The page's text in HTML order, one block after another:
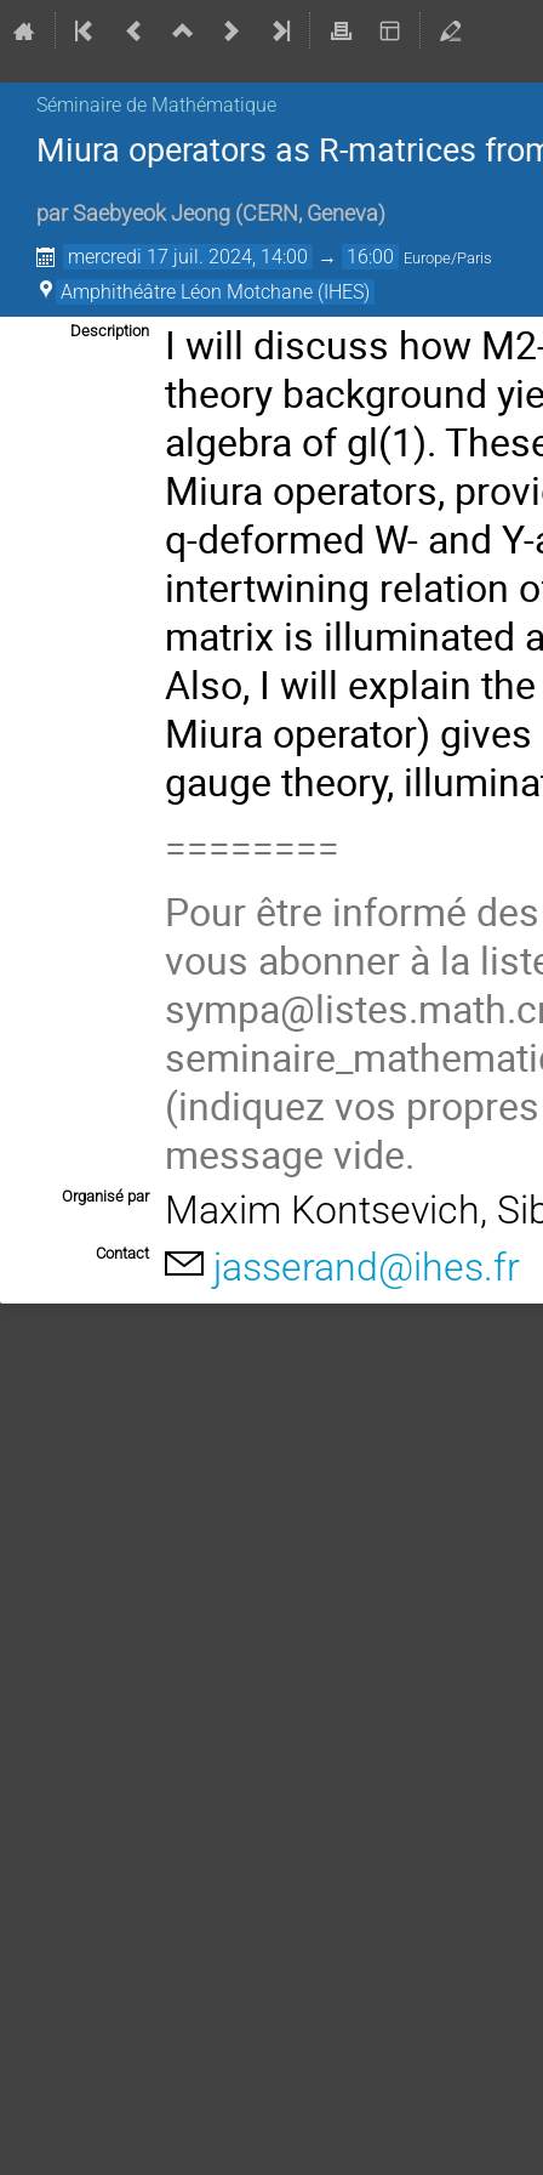
Séminaire de Mathématique
Miura operators as R-matrices
par Saebyeok Jeong (CERN, Geneva)
mercredi 17 juil. 2024, 14:00 → 16:00 Europe/Paris
Amphithéâtre Léon Motchane (IHES)
Description
I will discuss how
theory background
algebra of gl(1).
Miura operators,
q-deformed W- and
intertwining relation
matrix is illuminated
Also, I will explain
Miura operator)
gauge theory,
========
Pour être informé
vous abonner à la
(indiquez vos
message vide.
Organisé par Maxim Kontsevich,
Contact jasserand@ihes.fr